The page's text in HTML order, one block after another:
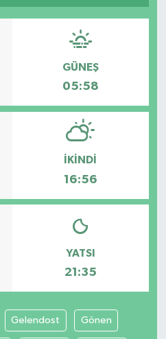
GÜNEŞ
05:58
İKINDI
16:56
YATSI
21:35
Gelendost Gönen